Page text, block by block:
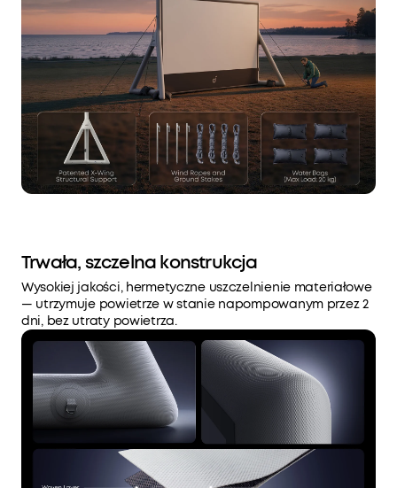
Trwała, szczelna konstrukcja
Wysokiej jakości, hermetyczne uszczelnienie materiałowe
— utrzymuje powietrze w stanie napompowanym przez 2
dni, bez utraty powietrza.